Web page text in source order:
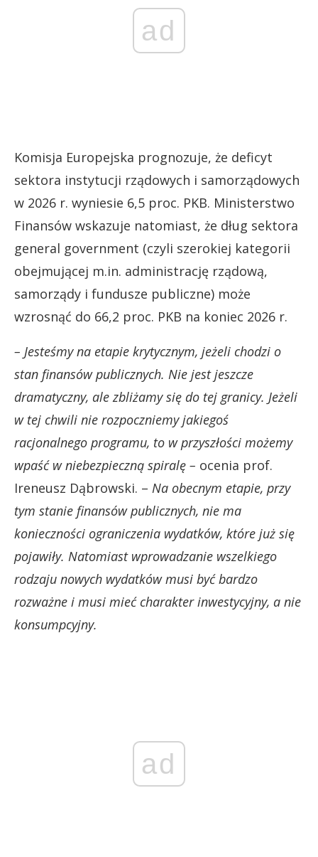
ad
Komisja Europejska prognozuje, że deficyt
sektora instytucji rządowych i samorządowych
w 2026 r. wyniesie 6,5 proc. PKB. Ministerstwo
Finansów wskazuje natomiast, że dług sektora
general government (czyli szerokiej kategorii
obejmującej m.in. administrację rządową,
samorządy i fundusze publiczne) może
wzrosnąć do 66,2 proc. PKB na koniec 2026 r.
– Jesteśmy na etapie krytycznym, jeżeli chodzi o
stan finansów publicznych. Nie jest jeszcze
dramatyczny, ale zbliżamy się do tej granicy. Jeżeli
w tej chwili nie rozpoczniemy jakiegoś
racjonalnego programu, to w przyszłości możemy
wpaść w niebezpieczną spiralę – ocenia prof.
Ireneusz Dąbrowski. – Na obecnym etapie, przy
tym stanie finansów publicznych, nie ma
konieczności ograniczenia wydatków, które już się
pojawiły. Natomiast wprowadzanie wszelkiego
rodzaju nowych wydatków musi być bardzo
rozważne i musi mieć charakter inwestycyjny, a nie
konsumpcyjny.
ad